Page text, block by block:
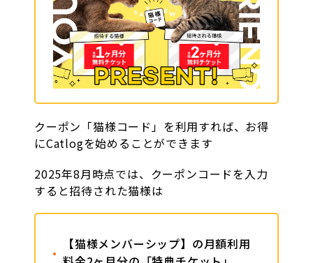
クーポン「猫様コード」を利用すれば、お得
にCatlogを始めることができます
2025年8月時点では、クーポンコードを入力
すると招待された猫様は
【猫様メンバーシップ】の月額利用